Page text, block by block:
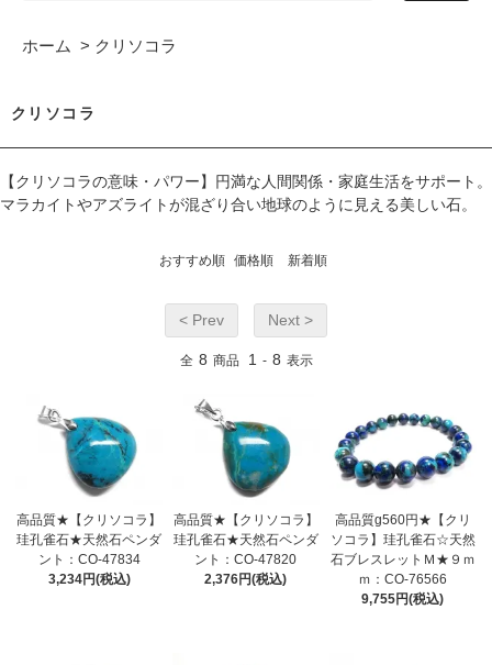
ホーム > クリソコラ
クリソコラ
【クリソコラの意味・パワー】円満な人間関係・家庭生活をサポート。
マラカイトやアズライトが混ざり合い地球のように見える美しい石。
おすすめ順 価格順 新着順
< Prev Next >
全 8 商品 1 - 8 表示
高品質★【クリソコラ】
珪孔雀石★天然石ペンダ
ント：CO-47834
3,234円(税込)
高品質★【クリソコラ】
珪孔雀石★天然石ペンダ
ント：CO-47820
2,376円(税込)
高品質g560円★【クリ
ソコラ】珪孔雀石☆天然
石ブレスレットＭ★９ｍ
ｍ：CO-76566
9,755円(税込)